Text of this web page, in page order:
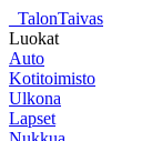
TalonTaivas
Luokat
Auto
Kotitoimisto
Ulkona
Lapset